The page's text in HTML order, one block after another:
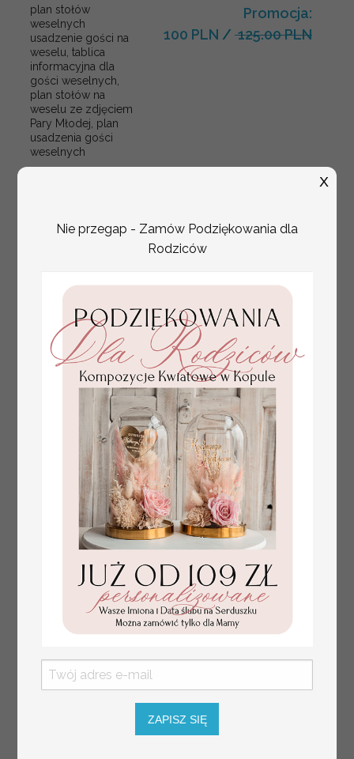
plan stołów
weselnych
usadzenie gości na
weselu, tablica
informacyjna dla
gości weselnych,
plan stołów na
weselu ze zdjęciem
Pary Młodej, plan
usadzenia gości
weselnych
Promocja:
100 PLN / 125.00 PLN
złote winietki na komunię, winietka
dekoracja stołu na komunii, komunijne
winietki z naturalnym kłosem
4.50 PLN
Nie przegap - Zamów Podziękowania dla
Rodziców
ZAPISZ SIĘ
X